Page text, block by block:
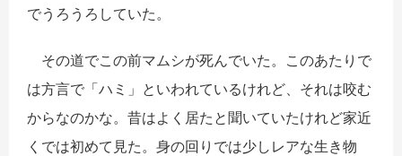
でうろうろしていた。
その道でこの前マムシが死んでいた。このあたりで
は方言で「ハミ」といわれているけれど、それは咬む
からなのかな。昔はよく居たと聞いていたけれど家近
くでは初めて見た。身の回りでは少しレアな生き物